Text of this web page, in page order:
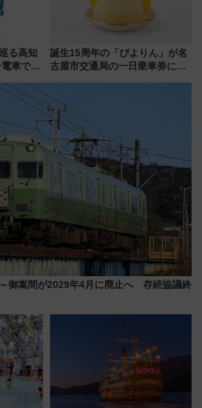
る高知
車で楽
満喫！
誕生15周年の「ぴよりん」が名
古屋市交通局の一日乗車券に！
～御嵩間が2029年4月に廃止へ 存続協議終